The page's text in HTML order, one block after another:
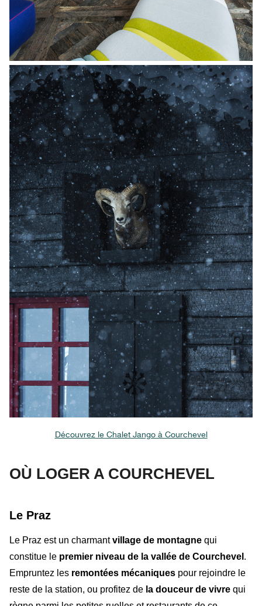
Découvrez le Chalet Jango à Courchevel
OÙ LOGER A COURCHEVEL
Le Praz
Le Praz est un charmantvillage de montagne qui
constitue le premier niveau de la vallée de Courchevel .
Empruntez les remontées mécaniques pour rejoindre le
reste de la station, ou profitez de la douceur de vivre qui